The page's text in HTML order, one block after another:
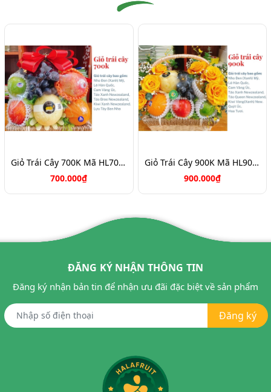
Giỏ Trái Cây 700K Mã HL7088
700.000₫
Giỏ Trái Cây 900K Mã HL9031
900.000₫
ĐĂNG KÝ NHẬN THÔNG TIN
Đăng ký nhận bản tin để nhận ưu đãi đặc biệt về sản phẩm
Đăng ký